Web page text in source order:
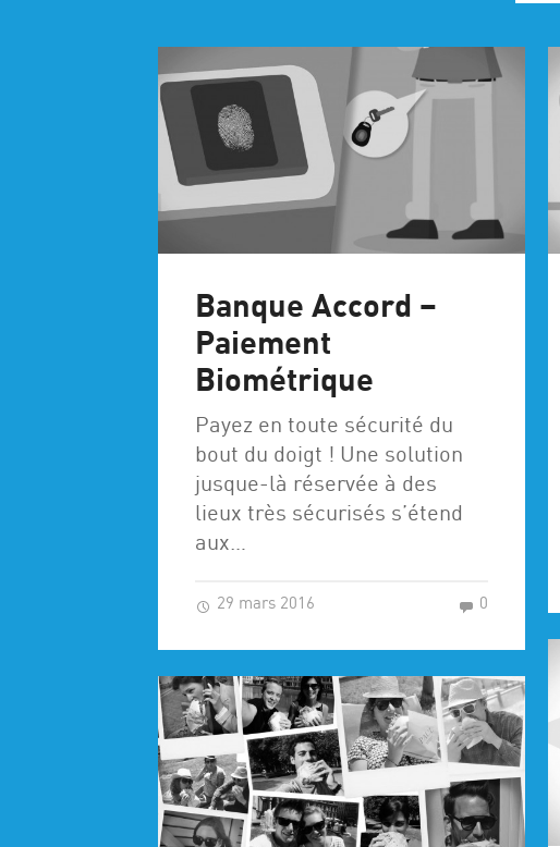
Banque Accord –
Paiement
Biométrique
Payez en toute sécurité du
bout du doigt ! Une solution
jusque-là réservée à des
lieux très sécurisés s’étend
aux…
29 mars 2016 0